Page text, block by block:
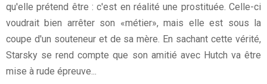
qu'elle prétend être : c'est en réalité une prostituée. Celle-ci
voudrait bien arrêter son «métier», mais elle est sous la
coupe d'un souteneur et de sa mère. En sachant cette vérité,
Starsky se rend compte que son amitié avec Hutch va être
mise à rude épreuve...